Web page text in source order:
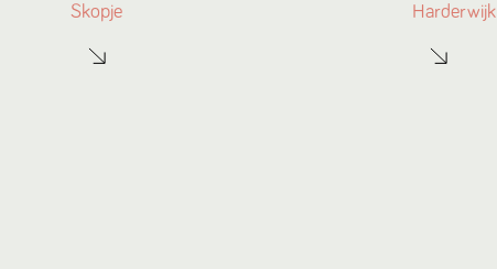
Skopje Harderwijk